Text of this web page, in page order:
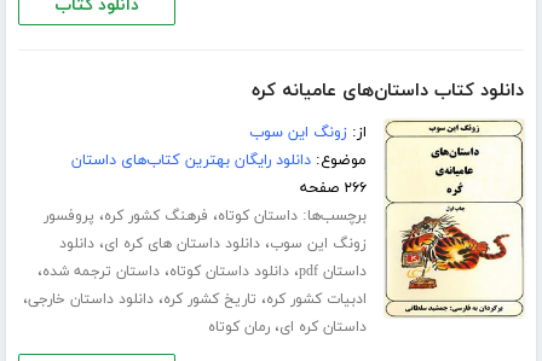
دانلود کتاب
دانلود کتاب داستان‌های عامیانه کره
از:زونگ این سوب
موضوع:دانلود رایگان بهترین کتاب‌های داستان
۲۶۶ صفحه
برچسب‌ها:داستان کوتاه، فرهنگ کشور کره، پروفسور
زونگ این سوب،دانلود داستان های کره ای،دانلود
داستان pdf
،دانلود داستان کوتاه،داستان ترجمه شده،
ادبیات کشور کره، تاریخ کشور کره،دانلود داستان خارجی،
داستان کره ای،رمان کوتاه